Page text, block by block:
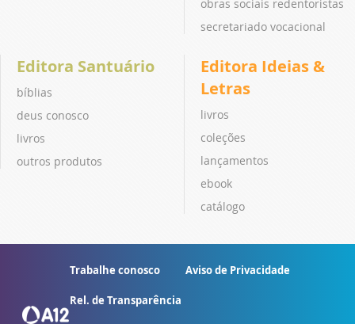
obras sociais redentoristas
secretariado vocacional
Editora Santuário
bíblias
deus conosco
livros
outros produtos
Editora Ideias &
Letras
livros
coleções
lançamentos
ebook
catálogo
Trabalhe conosco Aviso de Privacidade
Rel. de Transparência